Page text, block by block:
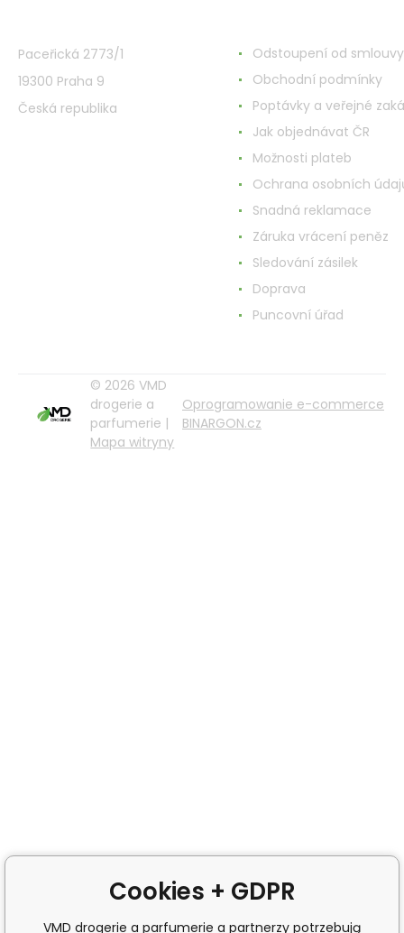
Paceřická 2773/1
19300 Praha 9
Česká republika
Odstoupení od smlouvy
Obchodní podmínky
Poptávky a veřejné
Jak objednávat ČR
Možnosti plateb
Ochrana osobních
Snadná reklamace
Záruka vrácení peněz
Sledování zásilek
Doprava
Puncovní úřad
© 2026 VMD
drogerie a
parfumerie |
Mapa witryny
Oprogramowanie e-commerce
BINARGON.cz
Cookies + GDPR
VMD drogerie a parfumerie a partnerzy potrzebują